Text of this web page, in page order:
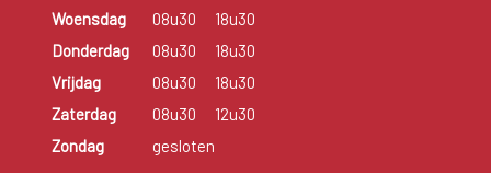
Woensdag
08u30
18u30
Donderdag
08u30
18u30
Vrijdag
08u30
18u30
Zaterdag
08u30
12u30
Zondag
gesloten